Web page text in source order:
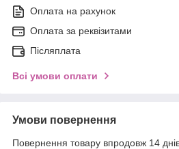
Оплата на рахунок
Оплата за реквізитами
Післяплата
Всі умови оплати
Умови повернення
Повернення товару впродовж 14